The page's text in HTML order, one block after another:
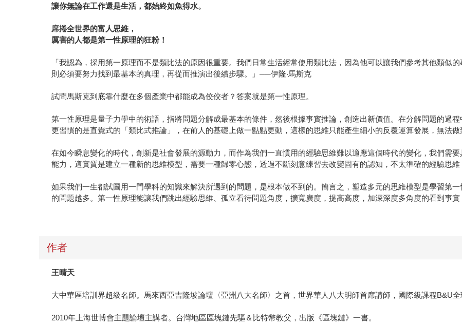
讓你無論在工作還是生活，都始終如魚得水。
席捲全世界的富人思維，
厲害的人都是第一性原理的狂粉！
「我認為，採用第一原理而不是類比法的原因很重要。我們日常生活經常使用類比法，因為他可以讓我們參考其他類似
則必須要努力找到最基本的真理，再從而推演出後續步驟。」──伊隆‧馬斯克
試問馬斯克到底靠什麼在多個產業中都能成為佼佼者？答案就是第一性原理。
第一性原理是量子力學中的術語，指將問題分解成最基本的條件，然後根據事實推論，創造出新價值。在分解問題的過
更習慣的是直覺式的「類比式推論」，在前人的基礎上做一點點更動，這樣的思維只能產生細小的反覆運算發展，無法做
在如今瞬息變化的時代，創新是社會發展的源動力，而作為我們一直慣用的經驗思維難以適應這個時代的變化，我們需
能力，這實質是建立一種新的思維模型，需要一種歸零心態，透過不斷刻意練習去改變固有的認知，不太準確的經驗思
如果我們一生都試圖用一門學科的知識來解決所遇到的問題，是根本做不到的。簡言之，塑造多元的思維模型是學習第
的問題越多。第一性原理能讓我們跳出經驗思維、孤立看待問題角度，擴寬廣度，提高高度，加深深度多角度的看到事
作者
王晴天
大中華區培訓界超級名師。馬來西亞吉隆坡論壇〈亞洲八大名師〉之首，世界華人八大明師首席講師，國際級課程B&U全
2010年上海世博會主題論壇主講者。台灣地區區塊鏈先驅＆比特幣教父，出版《區塊鏈》一書。